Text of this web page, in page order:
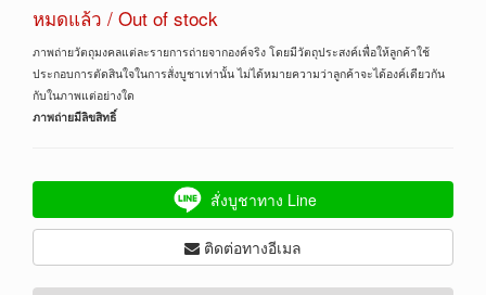
หมดแล้ว / Out of stock
ภาพถ่ายวัตถุมงคลแต่ละรายการถ่ายจากองค์จริง โดยมีวัตถุประสงค์เพื่อให้ลูกค้าใช้
ประกอบการตัดสินใจในการสั่งบูชาเท่านั้น ไม่ได้หมายความว่าลูกค้าจะได้องค์เดียวกัน
กับในภาพแต่อย่างใด
ภาพถ่ายมีลิขสิทธิ์
สั่งบูชาทาง Line
ติดต่อทางอีเมล